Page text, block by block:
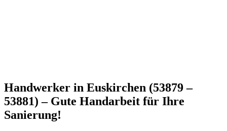
Handwerker in Euskirchen (53879 –
53881) – Gute Handarbeit für Ihre
Sanierung!